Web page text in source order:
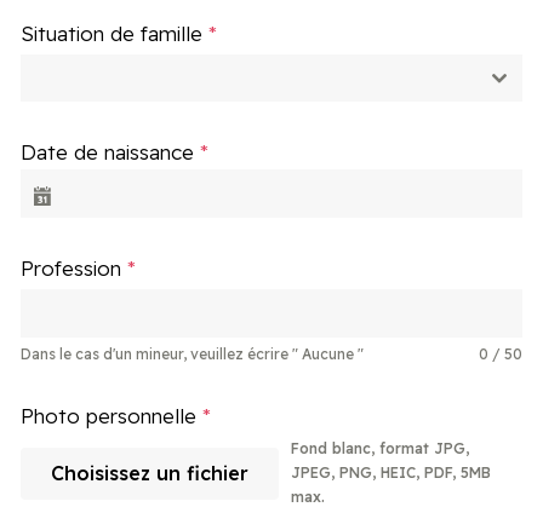
Situation de famille*
Date de naissance*
Profession*
Dans le cas d'un mineur, veuillez écrire " Aucune " 0 / 50
Photo personnelle*
Choisissez un fichier
Fond blanc, format JPG,
JPEG, PNG, HEIC, PDF, 5MB
max.